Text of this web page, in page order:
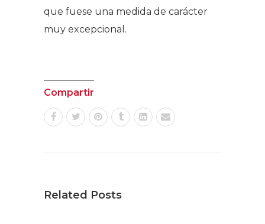
que fuese una medida de carácter
muy excepcional.
Compartir
Related Posts